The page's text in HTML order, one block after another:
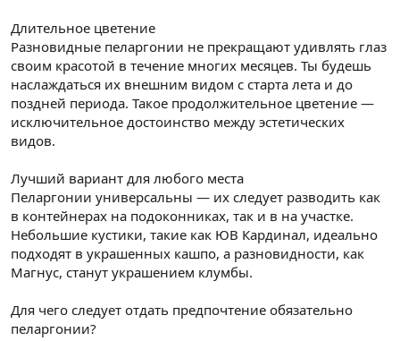
Длительное цветение
Разновидные пеларгонии не прекращают удивлять глаз
своим красотой в течение многих месяцев. Ты будешь
наслаждаться их внешним видом с старта лета и до
поздней периода. Такое продолжительное цветение —
исключительное достоинство между эстетических
видов.
Лучший вариант для любого места
Пеларгонии универсальны — их следует разводить как
в контейнерах на подоконниках, так и в на участке.
Небольшие кустики, такие как ЮВ Кардинал, идеально
подходят в украшенных кашпо, а разновидности, как
Магнус, станут украшением клумбы.
Для чего следует отдать предпочтение обязательно
пеларгонии?